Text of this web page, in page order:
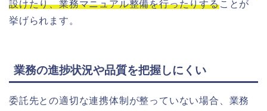
設けたり、業務マニュアル整備を行ったりすることが
挙げられます。
業務の進捗状況や品質を把握しにくい
委託先との適切な連携体制が整っていない場合、業務